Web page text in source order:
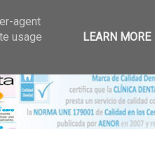
agent
usage
LEARN MORE